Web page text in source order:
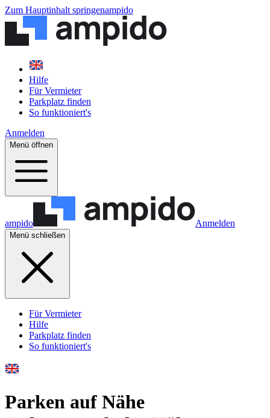
Zum Hauptinhalt springenampido
Hilfe
Für Vermieter
Parkplatz finden
So funktioniert's
Anmelden
Menü öffnen
ampido Anmelden
Menü schließen
Für Vermieter
Hilfe
Parkplatz finden
So funktioniert's
Parken auf Nähe